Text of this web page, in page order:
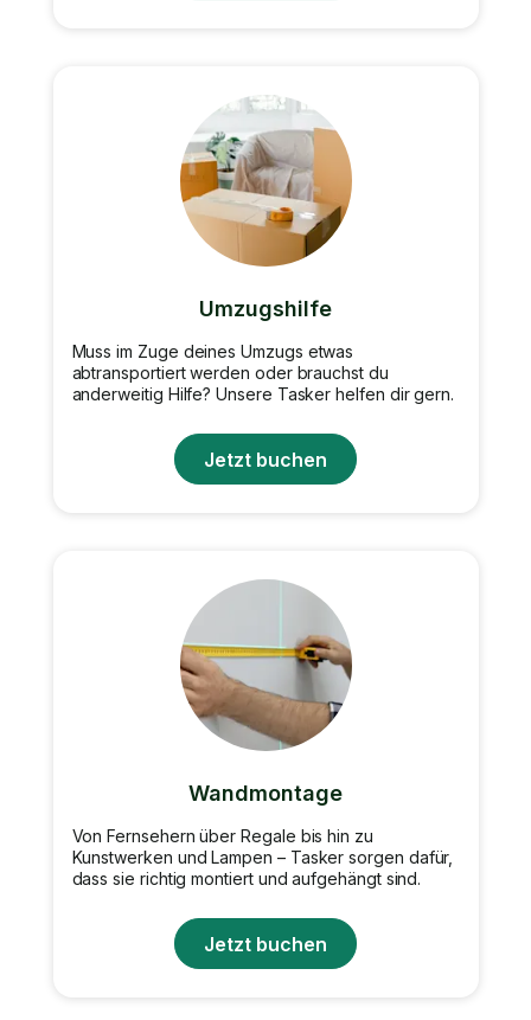
Umzugshilfe
Muss im Zuge deines Umzugs etwas
abtransportiert werden oder brauchst du
anderweitig Hilfe? Unsere Tasker helfen dir gern.
Jetzt buchen
Wandmontage
Von Fernsehern über Regale bis hin zu
Kunstwerken und Lampen – Tasker sorgen dafür,
dass sie richtig montiert und aufgehängt sind.
Jetzt buchen